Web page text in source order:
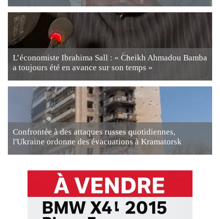
L’économiste Ibrahima Sall : « Cheikh Ahmadou Bamba
a toujours été en avance sur son temps »
Confrontée à des attaques russes quotidiennes,
l'Ukraine ordonne des évacuations à Kramatorsk